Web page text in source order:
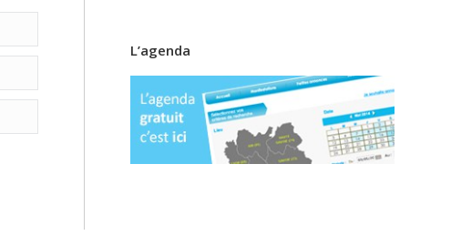
L’agenda